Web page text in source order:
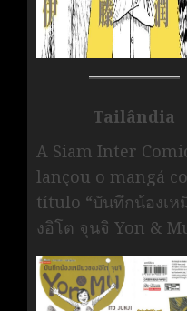
Tailândia
A Siam Inter
lançou o mangá
título “บันทึกน้องเห
งอิโต จุนจิ Yon &